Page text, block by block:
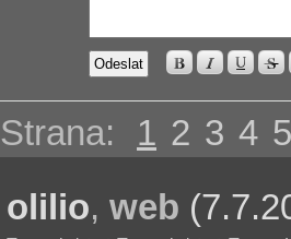
Strana: 1 2 3 4 5
olilio, web